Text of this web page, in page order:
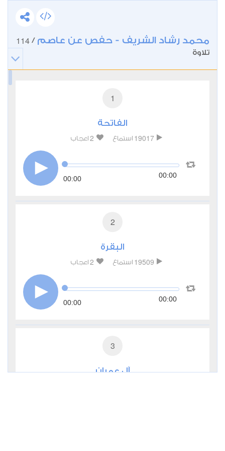
محمد رشاد الشريف - حفص عن عاصم /
114
تلاوة
1
الفاتحة
19017 استماع 2 اعجاب
00:00 00:00
2
البقرة
19509 استماع 2 اعجاب
00:00 00:00
3
آل عمران